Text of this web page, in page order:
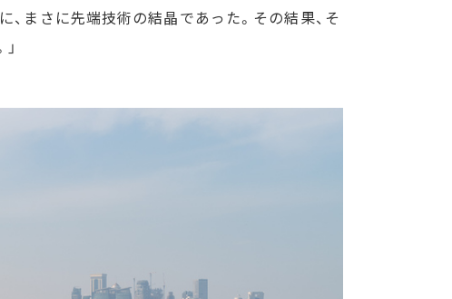
まさに先端技術の結晶であった。その結果、そ